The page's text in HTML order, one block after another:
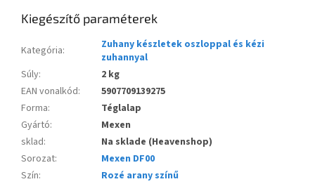
Kiegészítő paraméterek
Kategória:
Zuhany készletek oszloppal és kézi
zuhannyal
Súly:
2 kg
EAN vonalkód:
5907709139275
Forma:
Téglalap
Gyártó:
Mexen
sklad:
Na sklade (Heavenshop)
Sorozat:
Mexen DF00
Szín:
Rozé arany színű